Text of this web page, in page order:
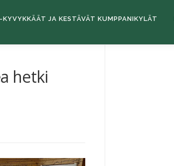
KYVYKKÄÄT JA KESTÄVÄT KUMPPANIKYLÄT
hetki